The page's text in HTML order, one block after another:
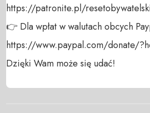
https://patronite.pl/
👉 Dla wpłat w walutach obcych
https://www.paypal.com/donate/
Dzięki Wam może się udać!